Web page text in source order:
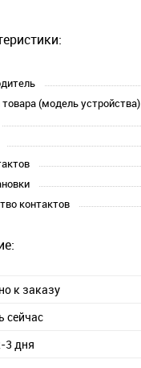
(модель устройства)
контактов
к заказу
сейчас
3 дня